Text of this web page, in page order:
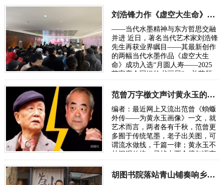
刘浩锋力作《虚空大生命》入选2025荣宝斋全国书画展
——当代水墨精神与东方哲思交融
并进 近日，著名当代艺术家刘浩锋
先生再获业界瞩目——其最新创作
的两幅当代水墨作品《虚空大生
命》成功入选“月圆人寿——2025
荣宝斋全国银龄书画展”，并获颁
交部《新中国国礼…
范曾万字檄文声讨黄永玉的“丑恶灵魂”
编者：最近网上又流出范曾《蝜蝂
外传——为黄永玉画像》一文，就
艺术而言，两者各有千秋，范曾更
多囿于传统笔墨，老子出关图，可
谓流水做线，千篇一律；黄永玉不
甘沉泥传统，寻找中西合璧与语言
与现代的代…
胡图书院落站青山铺奏响乡土文化振兴新声